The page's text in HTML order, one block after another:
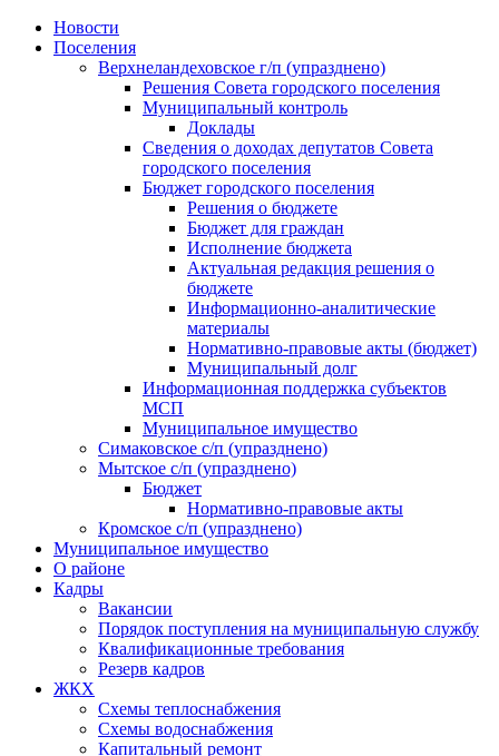
Skip
Новости
Поселения
Верхнеландеховское г/п (упразднено)
Решения Совета городского поселения
Муниципальный контроль
Доклады
Сведения о доходах депутатов Совета
городского поселения
Бюджет городского поселения
Решения о бюджете
Бюджет для граждан
Исполнение бюджета
Актуальная редакция решения о
бюджете
Информационно-аналитические
материалы
Нормативно-правовые акты (бюджет)
Муниципальный долг
Информационная поддержка субъектов
МСП
Муниципальное имущество
Симаковское с/п (упразднено)
Мытское с/п (упразднено)
Бюджет
Нормативно-правовые акты
Кромское с/п (упразднено)
Муниципальное имущество
О районе
Кадры
Вакансии
Порядок поступления на муниципальную службу
Квалификационные требования
Резерв кадров
ЖКХ
Схемы теплоснабжения
Схемы водоснабжения
Капитальный ремонт